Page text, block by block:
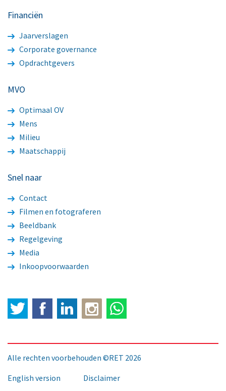
Financiën
Jaarverslagen
Corporate governance
Opdrachtgevers
MVO
Optimaal OV
Mens
Milieu
Maatschappij
Snel naar
Contact
Filmen en fotograferen
Beeldbank
Regelgeving
Media
Inkoopvoorwaarden
Twitter FacebookLinkedIn
Alle rechten voorbehouden ©RET 2026
English version
Disclaimer